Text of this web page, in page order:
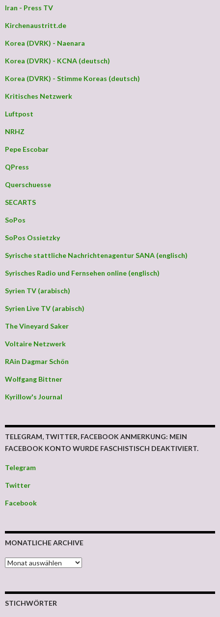
Iran - Press TV
Kirchenaustritt.de
Korea (DVRK) - Naenara
Korea (DVRK) - KCNA (deutsch)
Korea (DVRK) - Stimme Koreas (deutsch)
Kritisches Netzwerk
Luftpost
NRHZ
Pepe Escobar
QPress
Querschuesse
SECARTS
SoPos
SoPos Ossietzky
Syrische stattliche Nachrichtenagentur SANA (englisch)
Syrisches Radio und Fernsehen online (englisch)
Syrien TV (arabisch)
Syrien Live TV (arabisch)
The Vineyard Saker
Voltaire Netzwerk
RAin Dagmar Schön
Wolfgang Bittner
Kyrillow's Journal
TELEGRAM, TWITTER, FACEBOOK ANMERKUNG: MEIN
FACEBOOK KONTO WURDE FASCHISTISCH DEAKTIVIERT.
Telegram
Twitter
Facebook
MONATLICHE ARCHIVE
MONATLICHE ARCHIVE
STICHWÖRTER